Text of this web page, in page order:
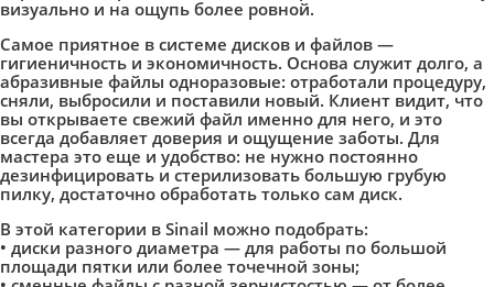
визуально и на ощупь более ровной.
Самое приятное в системе дисков и файлов —
гигиеничность и экономичность. Основа служит долго, а
абразивные файлы одноразовые: отработали процедуру,
сняли, выбросили и поставили новый. Клиент видит, что
вы открываете свежий файл именно для него, и это
всегда добавляет доверия и ощущение заботы. Для
мастера это еще и удобство: не нужно постоянно
дезинфицировать и стерилизовать большую грубую
пилку, достаточно обработать только сам диск.
В этой категории в Sinail можно подобрать:
• диски разного диаметра — для работы по большой
площади пятки или более точечной зоны;